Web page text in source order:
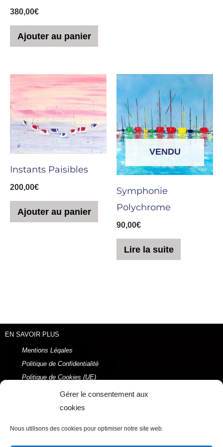
Gérer le consentement aux
cookies
Nous utilisons des cookies pour optimiser notre site web.
380,00€
Ajouter au panier
Instants Paisibles
200,00€
Ajouter au panier
VENDU
Symphonie
Polychrome
90,00€
Lire la suite
EN SAVOIR PLUS
Mentions Légales
Politique de Confidentialité
Politique de Cookies (UE)
Conditions Générales de Vente